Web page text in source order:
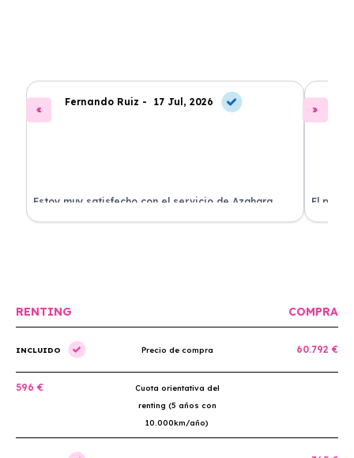
Fernando Ruiz - 17 Jul, 2026
Estoy muy satisfecho con el servicio de Azahara
Renting. El coche está en perfectas condiciones y el
El
llegó
RENTING COMPRA
INCLUIDO Precio de compra 60.792 €
596 €
Cuota orientativa del
renting (5 años con
10.000km/año)